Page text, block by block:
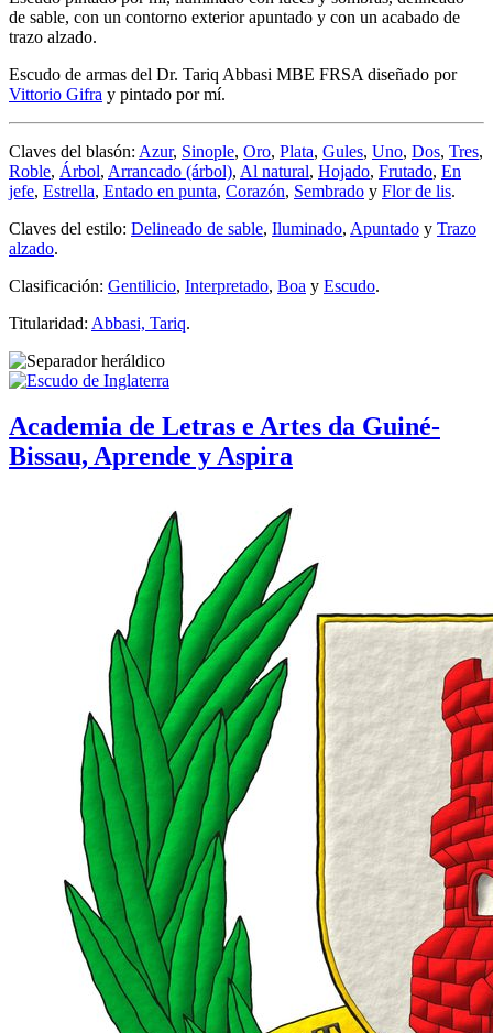
de sable, con un contorno exterior apuntado y con un acabado de
trazo alzado.
Escudo de armas del Dr. Tariq Abbasi MBE FRSA diseñado por
Vittorio Gifra y pintado por mí.
Claves del blasón: Azur, Sinople, Oro, Plata, Gules, Uno, Dos, Tres,
Roble, Árbol, Arrancado (árbol), Al natural, Hojado, Frutado, En
jefe, Estrella, Entado en punta, Corazón, Sembrado y Flor de lis.
Claves del estilo: Delineado de sable, Iluminado, Apuntado y Trazo
alzado.
Clasificación: Gentilicio, Interpretado, Boa y Escudo.
Titularidad: Abbasi, Tariq.
Academia de Letras e Artes da Guiné-
Bissau, Aprende y Aspira